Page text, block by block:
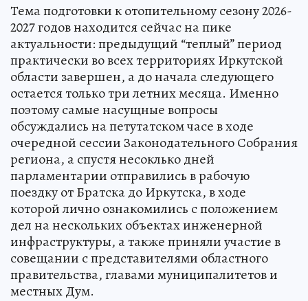
Тема подготовки к отопительному сезону 2026-
2027 годов находится сейчас на пике
актуальности: предыдущий “теплый” период
практически во всех территориях Иркутской
области завершен, а до начала следующего
остается только три летних месяца. Именно
поэтому самые насущные вопросы
обсуждались на петутатском часе в ходе
очередной сессии Законодательного Собрания
региона, а спустя несоклько дней
парламентарии отправились в рабочую
поездку от Братска до Иркутска, в ходе
которой лично ознакомились с положением
дел на нескольких объектах инженерной
инфраструктуры, а также приняли участие в
совещании с представителями областного
правительства, главами муниципалитетов и
местных Дум.